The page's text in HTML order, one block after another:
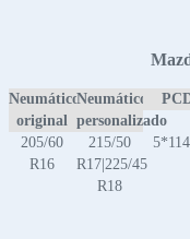
Neumático
original
Neumático
personalizado
205/60
R16
215/50
R17|225/45
R18